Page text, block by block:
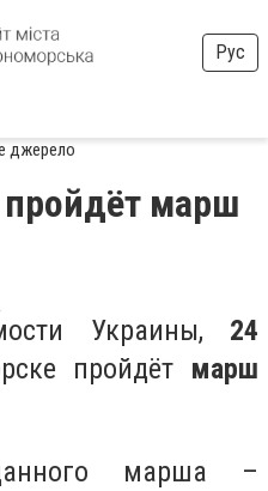
Рус
джерело
марш
Украины, 24
пройдёт марш
марша –